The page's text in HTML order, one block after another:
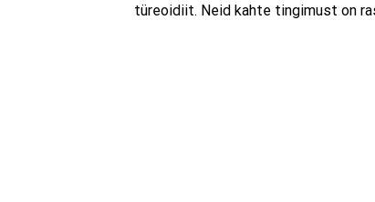
türeoidiit. Neid kahte tingimust on